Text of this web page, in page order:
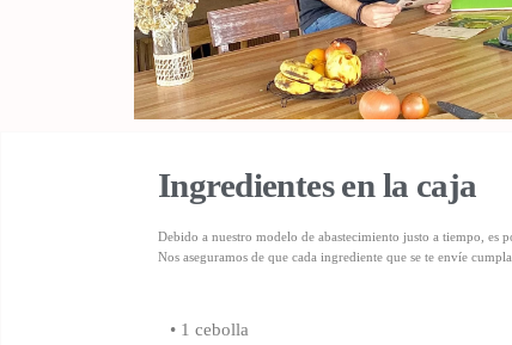
Ingredientes en la caja
Debido a nuestro modelo de abastecimiento justo a tiempo, es
Nos aseguramos de que cada ingrediente que se te envíe
• 1 cebolla